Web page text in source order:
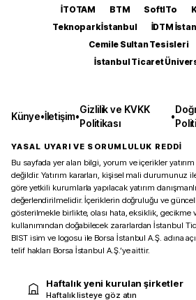
İTOTAM BTM SoftITo
Teknopark İstanbul
İDTM
Cemile Sultan Tesisleri
İstanbul Ticaret
Künye•İletişim•
Gizlilik ve KVKK
Politikası
•
YASAL UYARI VE SORUMLULUK REDDİ
Bu sayfada yer alan bilgi, yorum ve içerikler yatırım
değildir. Yatırım kararları, kişisel mali durumunuz
göre yetkili kurumlarla yapılacak yatırım
değerlendirilmelidir. İçeriklerin doğruluğu ve
gösterilmekle birlikte, olası hata, eksiklik, gecikme
kullanımından doğabilecek zararlardan İstanbul
BIST isim ve logosu ile Borsa İstanbul A.Ş. adına
telif hakları Borsa İstanbul A.Ş.’ye aittir.
Haftalık yeni kurulan şirketler
Haftalık listeye göz atın